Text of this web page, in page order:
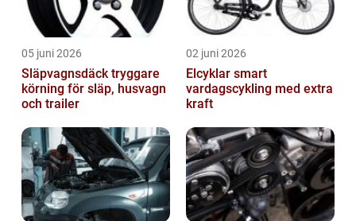
05 juni 2026
Släpvagnsdäck tryggare
körning för släp, husvagn
och trailer
02 juni 2026
Elcyklar smart
vardagscykling med extra
kraft